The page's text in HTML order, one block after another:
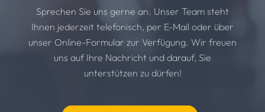
Sprechen Sie uns gerne an. Unser Team steht
Ihnen jederzeit telefonisch, per E-Mail oder über
unser Online-Formular zur Verfügung. Wir freuen
uns auf Ihre Nachricht und darauf, Sie
unterstützen zu dürfen!